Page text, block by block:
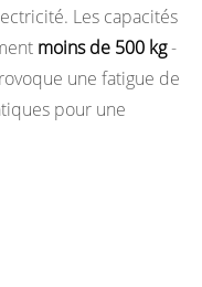
Les capacités
moins de 500 kg-
une fatigue de
pour une